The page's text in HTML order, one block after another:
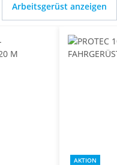
Arbeitsgerüst anzeigen
AKTION